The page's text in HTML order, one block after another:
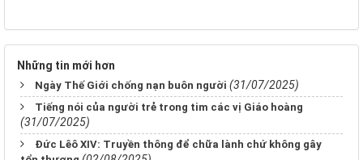
Những tin mới hơn
Ngày Thế Giới chống nạn buôn người (31/07/2025)
Tiếng nói của người trẻ trong tim các vị Giáo hoàng
(31/07/2025)
Đức Lêô XIV: Truyền thông để chữa lành chứ không gây